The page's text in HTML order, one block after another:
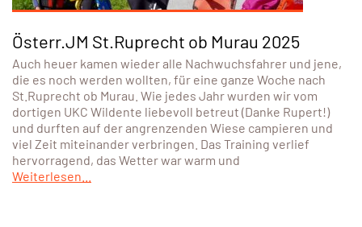
Österr.JM St.Ruprecht ob Murau 2025
Auch heuer kamen wieder alle Nachwuchsfahrer und jene,
die es noch werden wollten, für eine ganze Woche nach
St.Ruprecht ob Murau. Wie jedes Jahr wurden wir vom
dortigen UKC Wildente liebevoll betreut (Danke Rupert!)
und durften auf der angrenzenden Wiese campieren und
viel Zeit miteinander verbringen. Das Training verlief
hervorragend, das Wetter war warm und
Weiterlesen...